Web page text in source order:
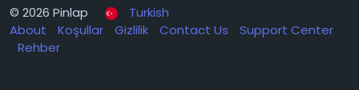
© 2026 Pinlap
Turkish
About
Koşullar Gizlilik Contact Us
Support Center
Rehber